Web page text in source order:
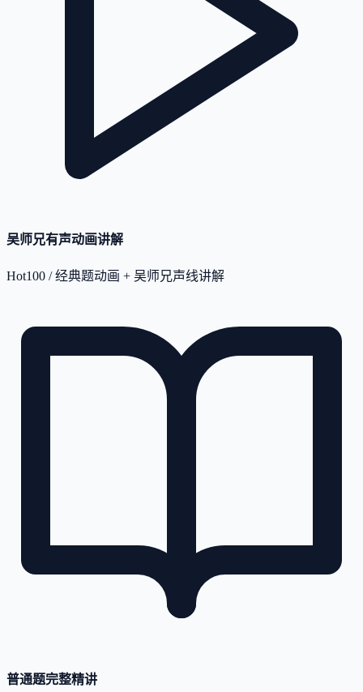
吴师兄有声动画讲解
Hot100 / 经典题动画 + 吴师兄声线讲解
普通题完整精讲